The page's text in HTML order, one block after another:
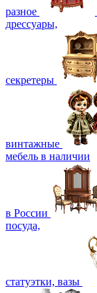
разное
дрессуары,
секретеры
винтажные
мебель в наличии
в России
посуда,
статуэтки, вазы